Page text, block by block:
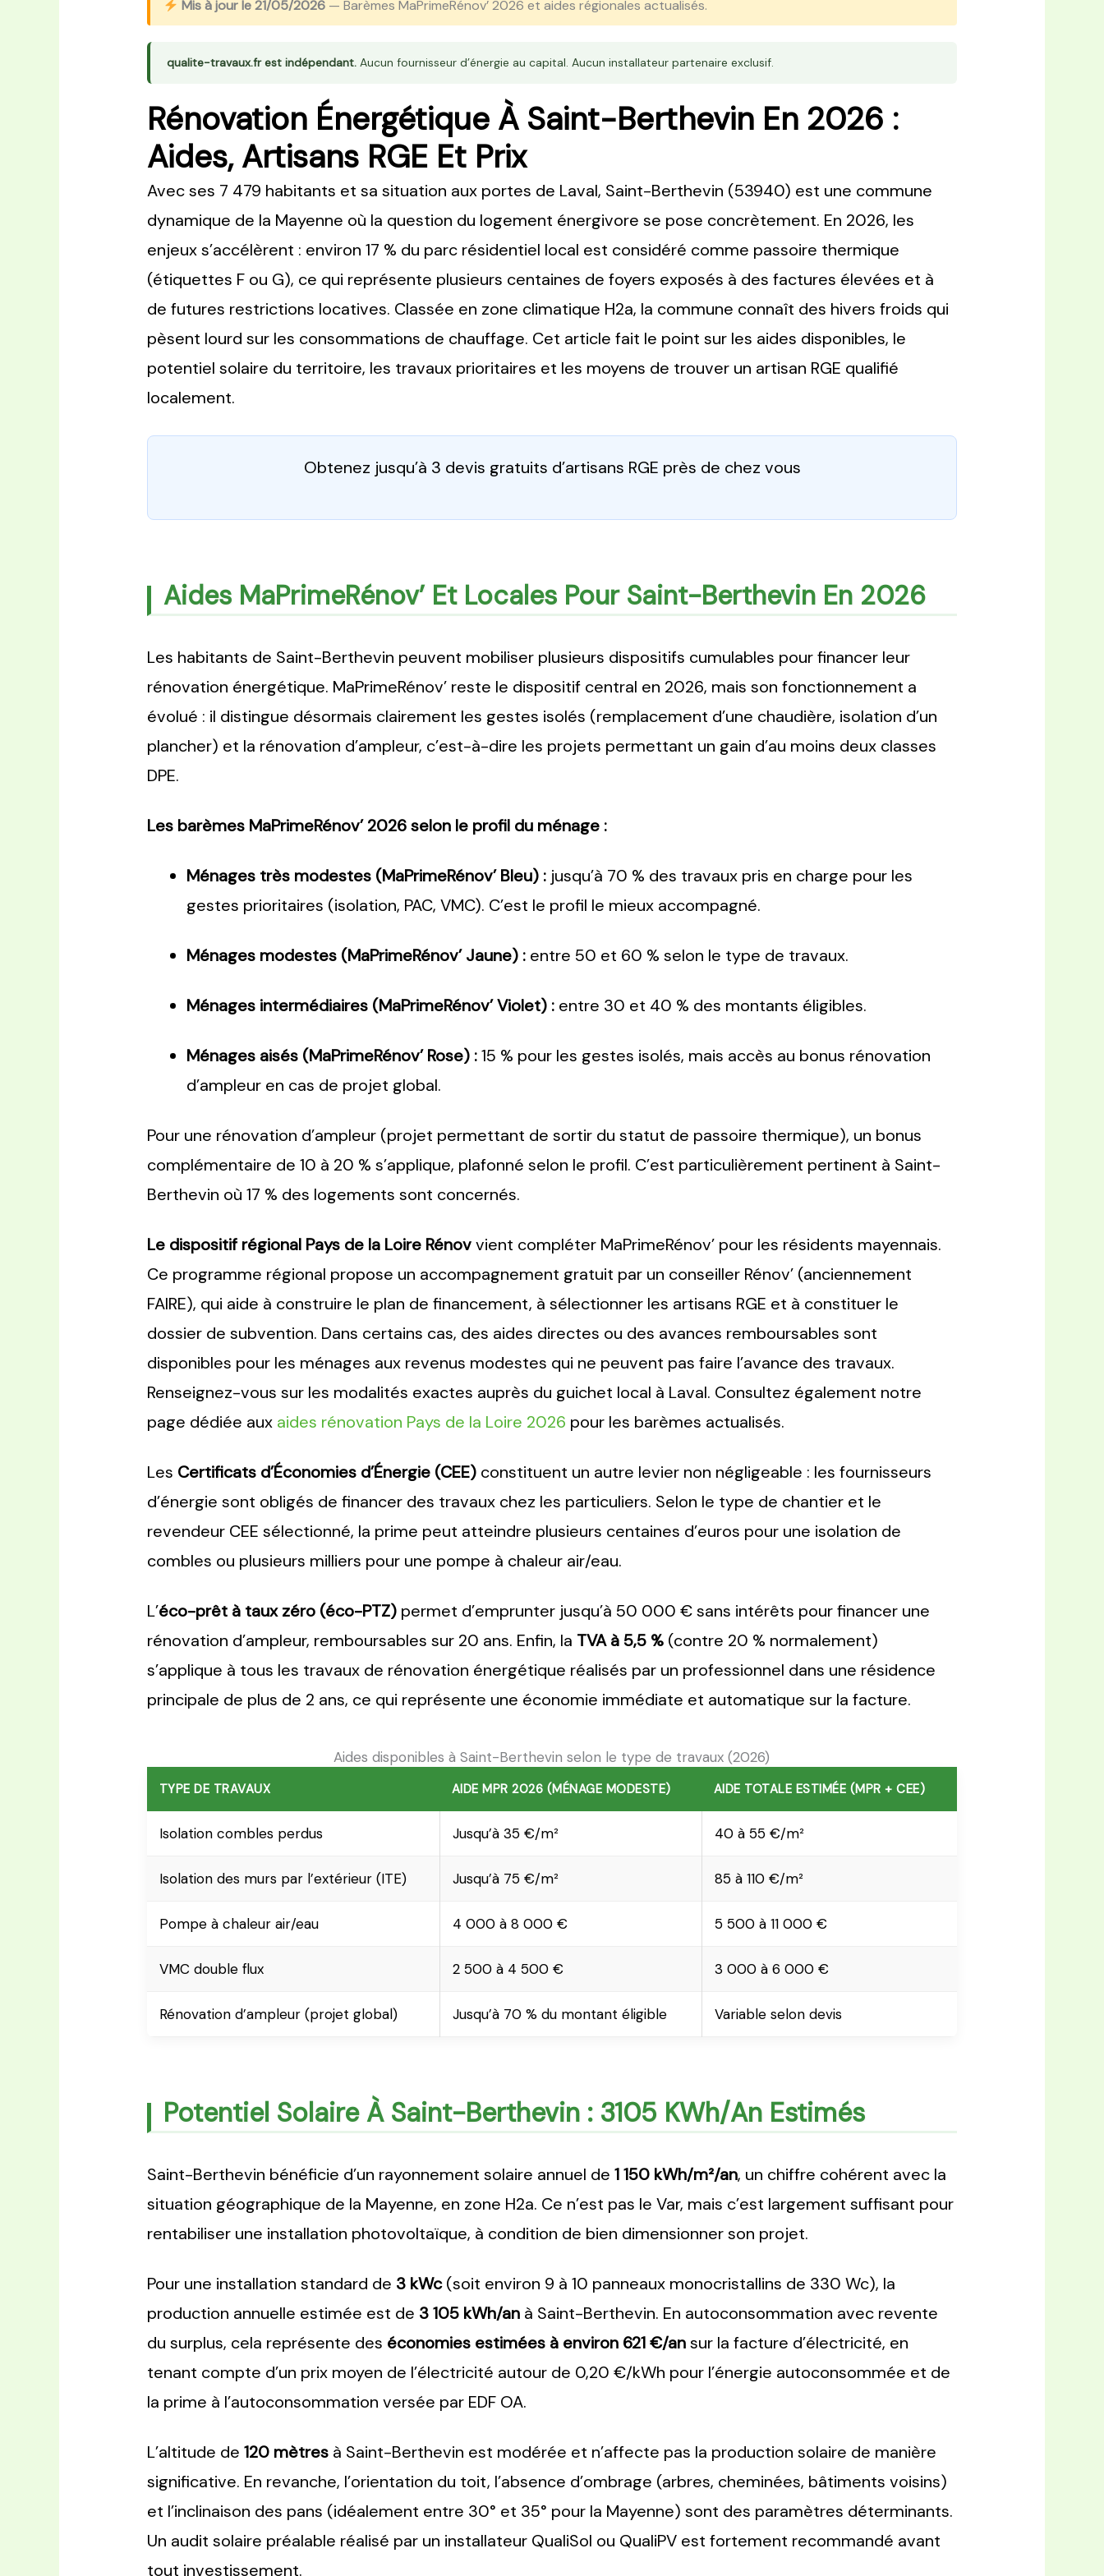
Mis à jour le 21/05/2026— Barèmes MaPrimeRénov’ 2026 et aides régionales actualisés.
qualite-travaux.fr est indépendant.Aucun fournisseur d’énergie au capital. Aucun installateur partenaire exclusif.
Rénovation Énergétique À Saint-Berthevin En 2026 :
Aides, Artisans RGE Et Prix
Avec ses 7 479 habitants et sa situation aux portes de Laval, Saint-Berthevin (53940) est une commune
dynamique de la Mayenne où la question du logement énergivore se pose concrètement. En 2026, les
enjeux s’accélèrent : environ 17 % du parc résidentiel local est considéré comme passoire thermique
(étiquettes F ou G), ce qui représente plusieurs centaines de foyers exposés à des factures élevées et à
de futures restrictions locatives. Classée en zone climatique H2a, la commune connaît des hivers froids qui
pèsent lourd sur les consommations de chauffage. Cet article fait le point sur les aides disponibles, le
potentiel solaire du territoire, les travaux prioritaires et les moyens de trouver un artisan RGE qualifié
localement.
Obtenez jusqu’à 3 devis gratuits d’artisans RGE près de chez vous
Aides MaPrimeRénov’ Et Locales Pour Saint-Berthevin En 2026
Les habitants de Saint-Berthevin peuvent mobiliser plusieurs dispositifs cumulables pour financer leur
rénovation énergétique. MaPrimeRénov’ reste le dispositif central en 2026, mais son fonctionnement a
évolué : il distingue désormais clairement les gestes isolés (remplacement d’une chaudière, isolation d’un
plancher) et la rénovation d’ampleur, c’est-à-dire les projets permettant un gain d’au moins deux classes
DPE.
Les barèmes MaPrimeRénov’ 2026 selon le profil du ménage :
Ménages très modestes (MaPrimeRénov’ Bleu) :jusqu’à 70 % des travaux pris en charge pour les
gestes prioritaires (isolation, PAC, VMC). C’est le profil le mieux accompagné.
Ménages modestes (MaPrimeRénov’ Jaune) :entre 50 et 60 % selon le type de travaux.
Ménages intermédiaires (MaPrimeRénov’ Violet) :entre 30 et 40 % des montants éligibles.
Ménages aisés (MaPrimeRénov’ Rose) :15 % pour les gestes isolés, mais accès au bonus rénovation
d’ampleur en cas de projet global.
Pour une rénovation d’ampleur (projet permettant de sortir du statut de passoire thermique), un bonus
complémentaire de 10 à 20 % s’applique, plafonné selon le profil. C’est particulièrement pertinent à Saint-
Berthevin où 17 % des logements sont concernés.
Le dispositif régional Pays de la Loire Rénovvient compléter MaPrimeRénov’ pour les résidents mayennais.
Ce programme régional propose un accompagnement gratuit par un conseiller Rénov’ (anciennement
FAIRE), qui aide à construire le plan de financement, à sélectionner les artisans RGE et à constituer le
dossier de subvention. Dans certains cas, des aides directes ou des avances remboursables sont
disponibles pour les ménages aux revenus modestes qui ne peuvent pas faire l’avance des travaux.
Renseignez-vous sur les modalités exactes auprès du guichet local à Laval. Consultez également notre
page dédiée aux aides rénovation Pays de la Loire 2026 pour les barèmes actualisés.
Les Certificats d’Économies d’Énergie (CEE)constituent un autre levier non négligeable : les fournisseurs
d’énergie sont obligés de financer des travaux chez les particuliers. Selon le type de chantier et le
revendeur CEE sélectionné, la prime peut atteindre plusieurs centaines d’euros pour une isolation de
combles ou plusieurs milliers pour une pompe à chaleur air/eau.
L’éco-prêt à taux zéro (éco-PTZ)permet d’emprunter jusqu’à 50 000 € sans intérêts pour financer une
rénovation d’ampleur, remboursables sur 20 ans. Enfin, la TVA à 5,5 %(contre 20 % normalement)
s’applique à tous les travaux de rénovation énergétique réalisés par un professionnel dans une résidence
principale de plus de 2 ans, ce qui représente une économie immédiate et automatique sur la facture.
Aides disponibles à Saint-Berthevin selon le type de travaux (2026)
TYPE DE TRAVAUX AIDE MPR 2026 (MÉNAGE MODESTE) AIDE TOTALE ESTIMÉE (MPR + CEE)
Isolation combles perdus Jusqu’à 35 €/m² 40 à 55 €/m²
Isolation des murs par l’extérieur (ITE) Jusqu’à 75 €/m² 85 à 110 €/m²
Pompe à chaleur air/eau 4 000 à 8 000 € 5 500 à 11 000 €
VMC double flux 2 500 à 4 500 € 3 000 à 6 000 €
Rénovation d’ampleur (projet global) Jusqu’à 70 % du montant éligible Variable selon devis
Potentiel Solaire À Saint-Berthevin : 3105 KWh/an Estimés
Saint-Berthevin bénéficie d’un rayonnement solaire annuel de 1 150 kWh/m²/an, un chiffre cohérent avec la
situation géographique de la Mayenne, en zone H2a. Ce n’est pas le Var, mais c’est largement suffisant pour
rentabiliser une installation photovoltaïque, à condition de bien dimensionner son projet.
Pour une installation standard de 3 kWc(soit environ 9 à 10 panneaux monocristallins de 330 Wc), la
production annuelle estimée est de 3 105 kWh/anà Saint-Berthevin. En autoconsommation avec revente
du surplus, cela représente des économies estimées à environ 621 €/ansur la facture d’électricité, en
tenant compte d’un prix moyen de l’électricité autour de 0,20 €/kWh pour l’énergie autoconsommée et de
la prime à l’autoconsommation versée par EDF OA.
L’altitude de 120 mètresà Saint-Berthevin est modérée et n’affecte pas la production solaire de manière
significative. En revanche, l’orientation du toit, l’absence d’ombrage (arbres, cheminées, bâtiments voisins)
et l’inclinaison des pans (idéalement entre 30° et 35° pour la Mayenne) sont des paramètres déterminants.
Un audit solaire préalable réalisé par un installateur QualiSol ou QualiPV est fortement recommandé avant
tout investissement.